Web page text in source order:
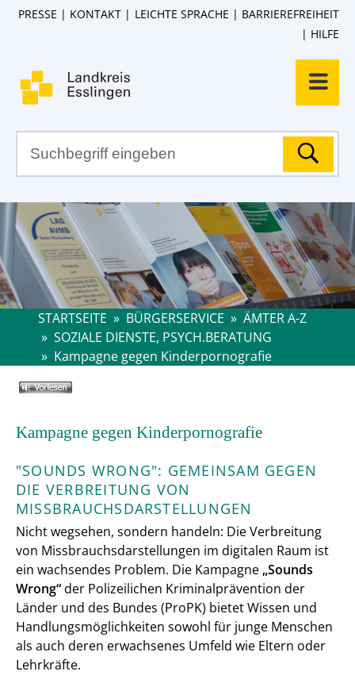
PRESSE KONTAKT LEICHTE SPRACHE
BARRIEREFREIHEIT
HILFE
STARTSEITE » BÜRGERSERVICE » ÄMTER A-Z
» SOZIALE DIENSTE, PSYCH.BERATUNG
» Kampagne gegen Kinderpornografie
Kampagne gegen Kinderpornografie
"SOUNDS WRONG": GEMEINSAM GEGEN
DIE VERBREITUNG VON
MISSBRAUCHSDARSTELLUNGEN
Nicht wegsehen, sondern handeln: Die Verbreitung
von Missbrauchsdarstellungen im digitalen Raum ist
ein wachsendes Problem. Die Kampagne „Sounds
Wrong“der Polizeilichen Kriminalprävention der
Länder und des Bundes (ProPK) bietet Wissen und
Handlungsmöglichkeiten sowohl für junge Menschen
als auch deren erwachsenes Umfeld wie Eltern oder
Lehrkräfte.